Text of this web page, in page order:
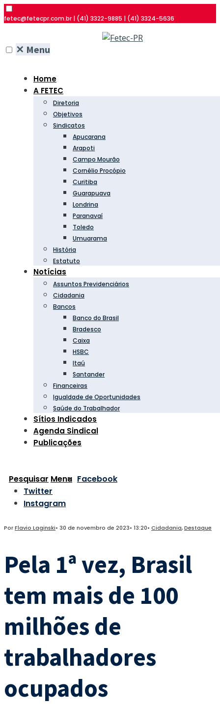
fetec@fetecpr.com.br | (41) 3322-9885 | (41) 3324-5636
✕ Menu
Home
A FETEC
Diretoria
Objetivos
Sindicatos
Apucarana
Arapoti
Campo Mourão
Cornélio Procópio
Curitiba
Guarapuava
Londrina
Paranavaí
Toledo
Umuarama
História
Estatuto
Notícias
Assuntos Previdenciários
Cidadania
Bancos
Banco do Brasil
Bradesco
Caixa
HSBC
Itaú
Santander
Financeiras
Igualdade de Oportunidades
Saúde do Trabalhador
Sítios Indicados
Agenda Sindical
Publicações
Pesquisar Menu Facebook
Twitter
Instagram
PorFlavio Laginski• 30 de novembro de 2023• 13:20• Cidadania,Destaque
Pela 1ª vez, Brasil
tem mais de 100
milhões de
trabalhadores
ocupados